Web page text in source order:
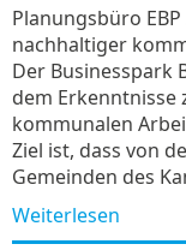
Planungsbüro
nachhaltiger
Der Businesspark
dem Erkenntnisse
kommunalen
Ziel ist, dass von
Gemeinden des
Weiterlesen